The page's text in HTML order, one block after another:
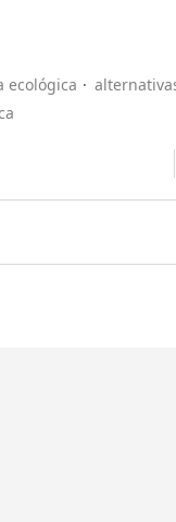
ecológica